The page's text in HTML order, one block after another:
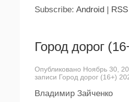
Subscribe: Android RSS
Город дорог
Опубликовано Ноябрь 30,
записи Город дорог (16+)
Владимир Зайченко